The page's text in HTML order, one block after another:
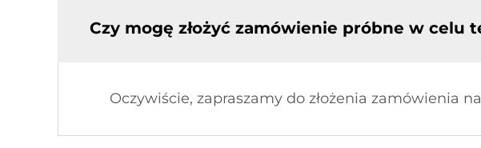
Czy mogę złożyć zamówienie próbne w celu
Oczywiście, zapraszamy do złożenia zamówienia